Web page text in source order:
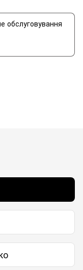
обслуговування